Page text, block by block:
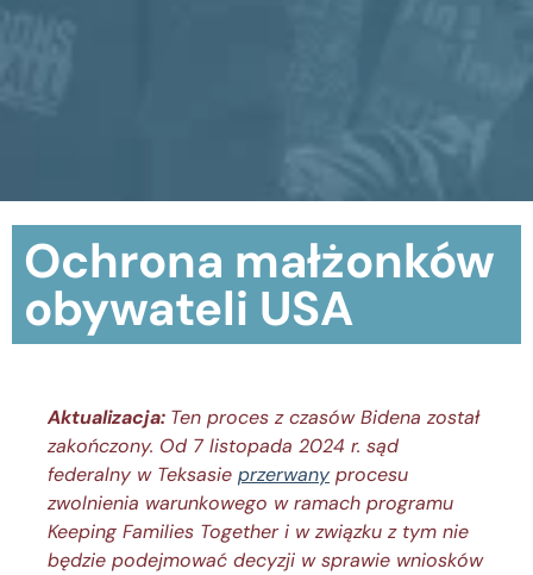
Ochrona małżonków
obywateli USA
Aktualizacja: Ten proces z czasów Bidena został
zakończony. Od 7 listopada 2024 r. sąd
federalny w Teksasie przerwany procesu
zwolnienia warunkowego w ramach programu
Keeping Families Together i w związku z tym nie
będzie podejmować decyzji w sprawie wniosków